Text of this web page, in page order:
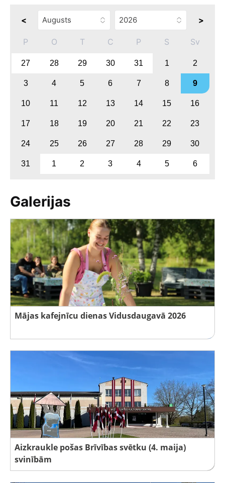
< >
P O T C P S Sv
27 28 29 30 31 1 2
3 4 5 6 7 8 9
10 11 12 13 14 15 16
17 18 19 20 21 22 23
24 25 26 27 28 29 30
31 1 2 3 4 5 6
Galerijas
Mājas kafejnīcu dienas Vidusdaugavā 2026
Aizkraukle pošas Brīvības svētku (4. maija)
svinībām